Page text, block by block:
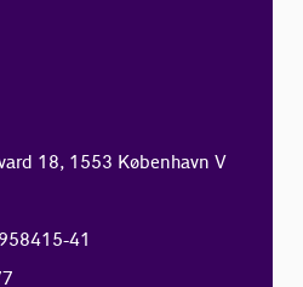
18, 1553 København V
41